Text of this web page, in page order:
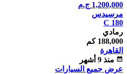
1,200,000 ج.م
مرسيدس
C 180
رمادي
188,000 كم
القاهرة
calendar_month منذ 9 أشهر
عرض جميع السيارات